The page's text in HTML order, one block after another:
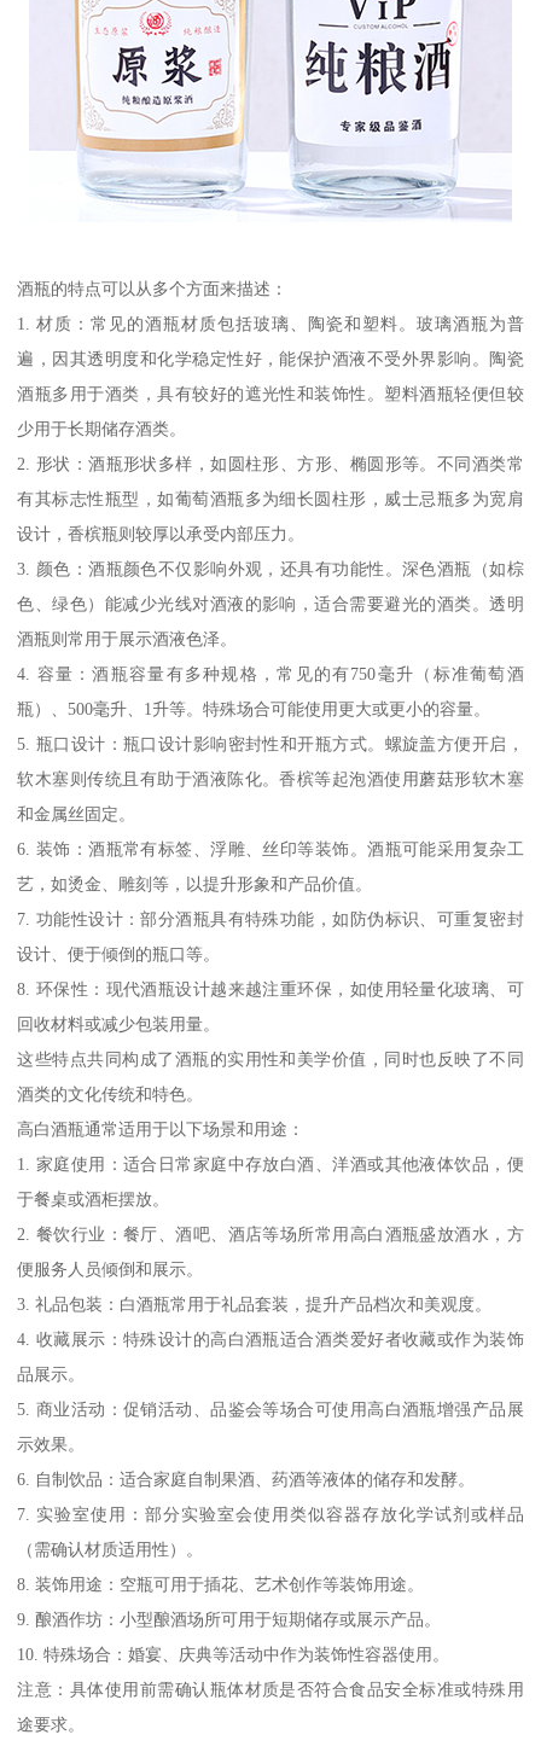
酒瓶的特点可以从多个方面来描述：
1. 材质：常见的酒瓶材质包括玻璃、陶瓷和塑料。玻璃酒瓶为普
遍，因其透明度和化学稳定性好，能保护酒液不受外界影响。陶瓷
酒瓶多用于酒类，具有较好的遮光性和装饰性。塑料酒瓶轻便但较
少用于长期储存酒类。
2. 形状：酒瓶形状多样，如圆柱形、方形、椭圆形等。不同酒类常
有其标志性瓶型，如葡萄酒瓶多为细长圆柱形，威士忌瓶多为宽肩
设计，香槟瓶则较厚以承受内部压力。
3. 颜色：酒瓶颜色不仅影响外观，还具有功能性。深色酒瓶（如棕
色、绿色）能减少光线对酒液的影响，适合需要避光的酒类。透明
酒瓶则常用于展示酒液色泽。
4. 容量：酒瓶容量有多种规格，常见的有750毫升（标准葡萄酒
瓶）、500毫升、1升等。特殊场合可能使用更大或更小的容量。
5. 瓶口设计：瓶口设计影响密封性和开瓶方式。螺旋盖方便开启，
软木塞则传统且有助于酒液陈化。香槟等起泡酒使用蘑菇形软木塞
和金属丝固定。
6. 装饰：酒瓶常有标签、浮雕、丝印等装饰。酒瓶可能采用复杂工
艺，如烫金、雕刻等，以提升形象和产品价值。
7. 功能性设计：部分酒瓶具有特殊功能，如防伪标识、可重复密封
设计、便于倾倒的瓶口等。
8. 环保性：现代酒瓶设计越来越注重环保，如使用轻量化玻璃、可
回收材料或减少包装用量。
这些特点共同构成了酒瓶的实用性和美学价值，同时也反映了不同
酒类的文化传统和特色。
高白酒瓶通常适用于以下场景和用途：
1. 家庭使用：适合日常家庭中存放白酒、洋酒或其他液体饮品，便
于餐桌或酒柜摆放。
2. 餐饮行业：餐厅、酒吧、酒店等场所常用高白酒瓶盛放酒水，方
便服务人员倾倒和展示。
3. 礼品包装：白酒瓶常用于礼品套装，提升产品档次和美观度。
4. 收藏展示：特殊设计的高白酒瓶适合酒类爱好者收藏或作为装饰
品展示。
5. 商业活动：促销活动、品鉴会等场合可使用高白酒瓶增强产品展
示效果。
6. 自制饮品：适合家庭自制果酒、药酒等液体的储存和发酵。
7. 实验室使用：部分实验室会使用类似容器存放化学试剂或样品
（需确认材质适用性）。
8. 装饰用途：空瓶可用于插花、艺术创作等装饰用途。
9. 酿酒作坊：小型酿酒场所可用于短期储存或展示产品。
10. 特殊场合：婚宴、庆典等活动中作为装饰性容器使用。
注意：具体使用前需确认瓶体材质是否符合食品安全标准或特殊用
途要求。